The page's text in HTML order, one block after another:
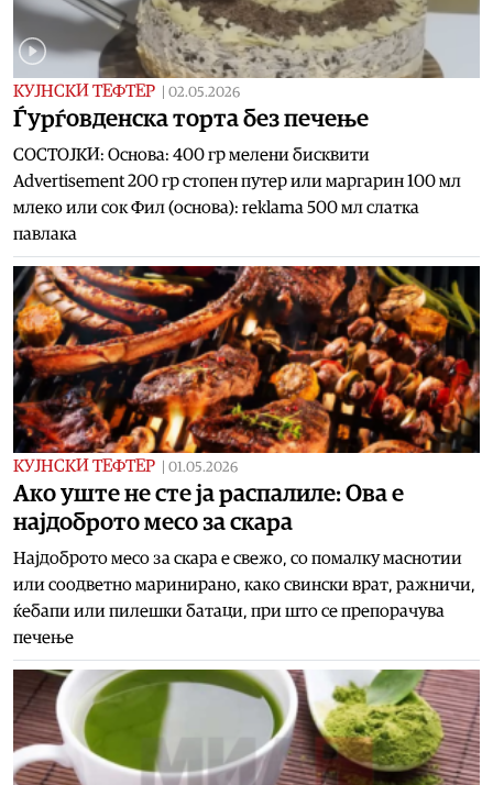
КУЈНСКИ ТЕФТЕР 02.05.2026
Ѓурѓовденска торта без печење
СОСТОЈКИ: Основа: 400 гр мелени бисквити
Advertisement 200 гр стопен путер или маргарин 100 мл
млеко или сок Фил (основа): reklama 500 мл слатка
павлака
КУЈНСКИ ТЕФТЕР 01.05.2026
Ако уште не сте ја распалиле: Ова е
најдоброто месо за скара
Најдоброто месо за скара е свежо, со помалку маснотии
или соодветно маринирано, како свински врат, ражничи,
ќебапи или пилешки батаци, при што се препорачува
печење